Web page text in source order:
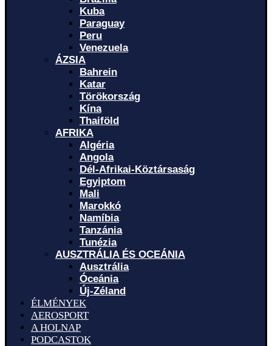
Kuba
Paraguay
Peru
Venezuela
ÁZSIA
Bahrein
Katar
Törökország
Kína
Thaiföld
AFRIKA
Algéria
Angola
Dél-Afrikai-Köztársaság
Egyiptom
Mali
Marokkó
Namíbia
Tanzánia
Tunézia
AUSZTRÁLIA ÉS OCEÁNIA
Ausztrália
Óceánia
Új-Zéland
ÉLMÉNYEK
AEROSPORT
A HOLNAP
PODCASTOK